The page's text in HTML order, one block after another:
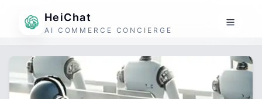
HeiChat
AI COMMERCE CONCIERGE